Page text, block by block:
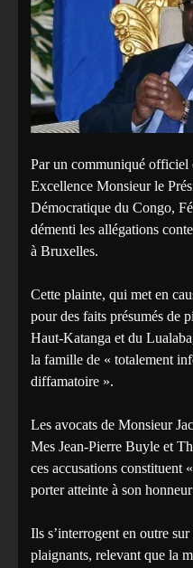
Par un communiqué officiel
Excellence Monsieur le
Démocratique du Congo,
démenti les allégations
à Bruxelles.
Cette plainte, qui met en
pour des faits présumés de
Haut-Katanga et du
la famille de « totalement
diffamatoire ».
Les avocats de Monsieur
Mes Jean-Pierre Buyle et
ces accusations constituent
porter atteinte à son
Ils s’interrogent en outre
plaignants, relevant que la